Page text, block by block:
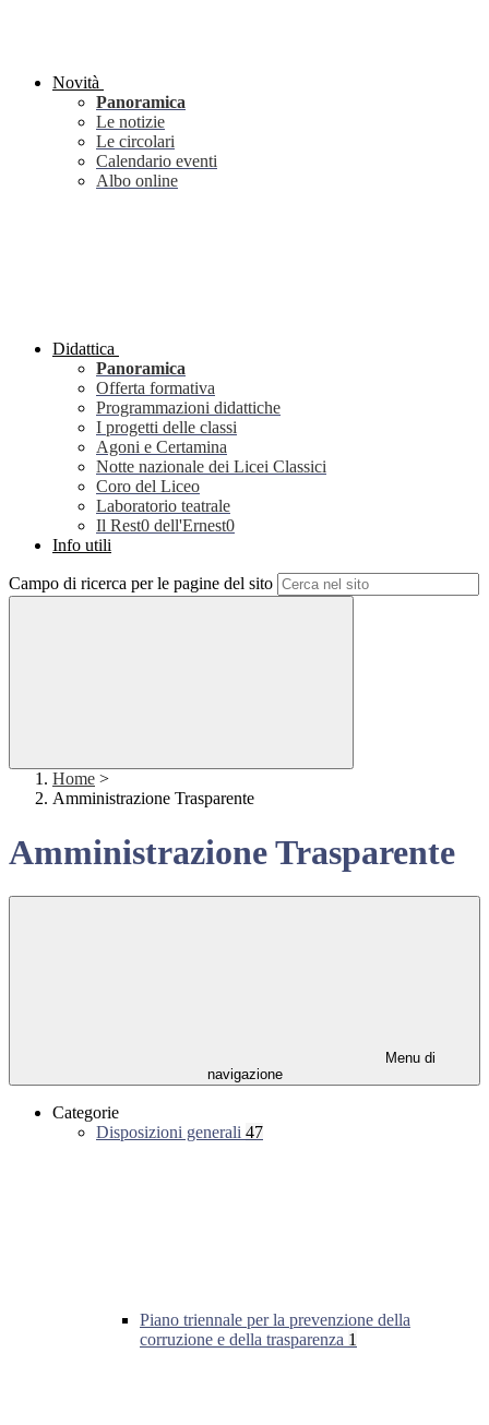
Novità
Panoramica
Le notizie
Le circolari
Calendario eventi
Albo online
Didattica
Panoramica
Offerta formativa
Programmazioni didattiche
I progetti delle classi
Agoni e Certamina
Notte nazionale dei Licei Classici
Coro del Liceo
Laboratorio teatrale
Il Rest0 dell'Ernest0
Info utili
Campo di ricerca per le pagine del sito
Home >
Amministrazione Trasparente
Amministrazione Trasparente
Menu di
navigazione
Categorie
Disposizioni generali 47
Piano triennale per la prevenzione della
corruzione e della trasparenza 1